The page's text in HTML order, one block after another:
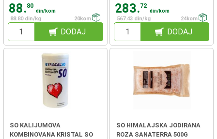
88.80
din/kom
88.80 din/kg
20kom
DODAJ
283.72
din/kom
567.43 din/kg
24kom
DODAJ
SO KALIJUMOVA
KOMBINOVANA KRISTAL SO
SO HIMALAJSKA JODIRANA
ROZA SANATERRA 500G